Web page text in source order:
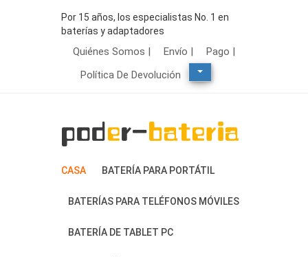
Por 15 años, los especialistas No. 1 en
baterías y adaptadores
Quiénes Somos | Envío |
Pago |
Política De Devolución
CASA BATERÍA PARA PORTÁTIL
BATERÍAS PARA TELÉFONOS MÓVILES
BATERÍA DE TABLET PC